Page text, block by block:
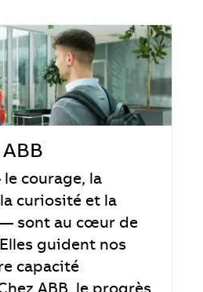
courage, la
curiosité et la
sont au cœur de
guident nos
capacité